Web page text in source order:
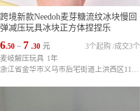
跨境新款Needoh麦芽糖流纹冰块慢回
弹减压玩具冰块正方体捏捏乐
6.50 ~ 7 .30 元 成交3个
3个起购 /
麦岐解压玩具 1年
浙江省金华市义乌市后宅街道上洪西区11栋6单元202室